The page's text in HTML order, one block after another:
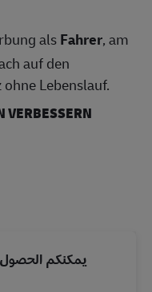
alsFahrer, am
auf den
Lebenslauf.
VERBESSERN
يمكنكم